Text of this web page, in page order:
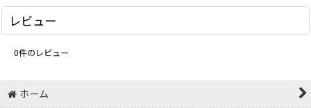
レビュー
0件のレビュー
ホーム